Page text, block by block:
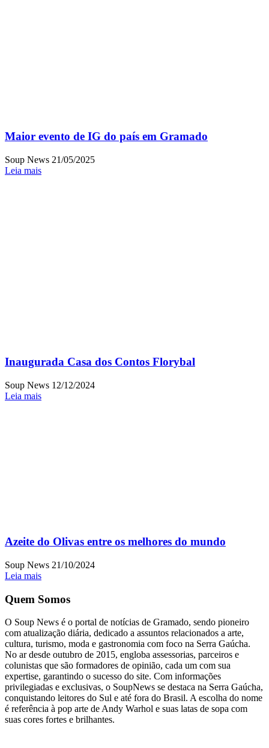
Maior evento de IG do país em Gramado
Soup News 21/05/2025
Leia mais
Inaugurada Casa dos Contos Florybal
Soup News 12/12/2024
Leia mais
Azeite do Olivas entre os melhores do mundo
Soup News 21/10/2024
Leia mais
Quem Somos
O Soup News é o portal de notícias de Gramado, sendo pioneiro
com atualização diária, dedicado a assuntos relacionados a arte,
cultura, turismo, moda e gastronomia com foco na Serra Gaúcha.
No ar desde outubro de 2015, engloba assessorias, parceiros e
colunistas que são formadores de opinião, cada um com sua
expertise, garantindo o sucesso do site. Com informações
privilegiadas e exclusivas, o SoupNews se destaca na Serra Gaúcha,
conquistando leitores do Sul e até fora do Brasil. A escolha do nome
é referência à pop arte de Andy Warhol e suas latas de sopa com
suas cores fortes e brilhantes.